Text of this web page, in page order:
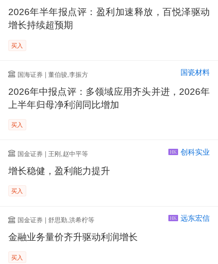
2026年半年报点评：盈利加速释放，百悦泽驱动
增长持续超预期
买入
国海证券 | 董伯骏,李振方 国瓷材料
2026年中报点评：多领域应用齐头并进，2026年
上半年归母净利润同比增加
买入
国金证券 | 王刚,赵中平等 HK 创科实业
增长稳健，盈利能力提升
买入
国金证券 | 舒思勤,洪希柠等 HK 远东宏信
金融业务量价齐升驱动利润增长
买入